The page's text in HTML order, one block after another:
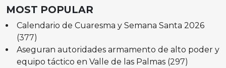
MOST POPULAR
Calendario de Cuaresma y Semana Santa 2026
(377)
Aseguran autoridades armamento de alto poder y
equipo táctico en Valle de las Palmas (297)